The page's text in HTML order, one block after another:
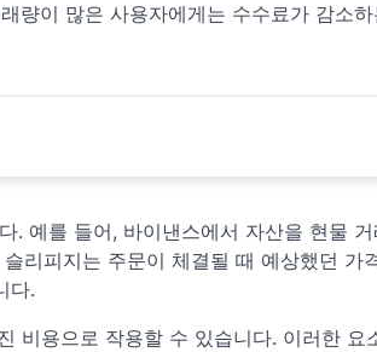
량이 많은 사용자에게는 수수료가 감소하
. 예를 들어, 바이낸스에서 자산을 현물 거
리피지는 주문이 체결될 때 예상했던 가
다.
비용으로 작용할 수 있습니다. 이러한 요